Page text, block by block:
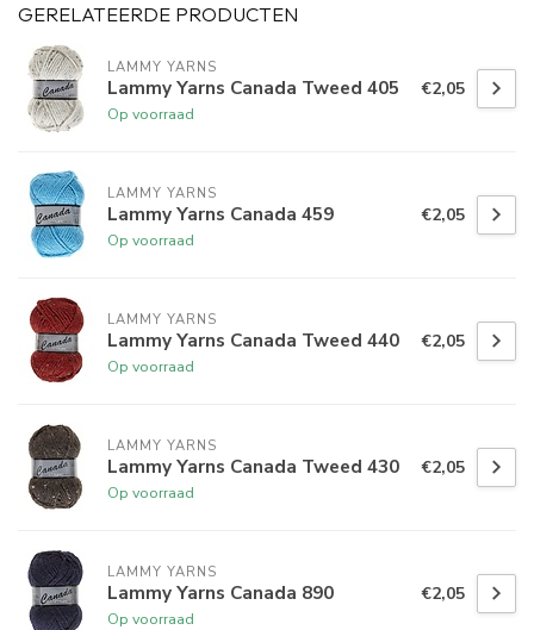
GERELATEERDE PRODUCTEN
LAMMY YARNS
Lammy Yarns Canada Tweed 405
Op voorraad
€2,05
LAMMY YARNS
Lammy Yarns Canada 459
Op voorraad
€2,05
LAMMY YARNS
Lammy Yarns Canada Tweed 440
Op voorraad
€2,05
LAMMY YARNS
Lammy Yarns Canada Tweed 430
Op voorraad
€2,05
LAMMY YARNS
Lammy Yarns Canada 890
Op voorraad
€2,05